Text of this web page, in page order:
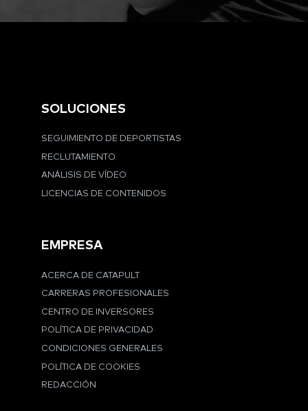
SOLUCIONES
SEGUIMIENTO DE DEPORTISTAS
RECLUTAMIENTO
ANÁLISIS DE VÍDEO
LICENCIAS DE CONTENIDOS
EMPRESA
ACERCA DE CATAPULT
CARRERAS PROFESIONALES
CENTRO DE INVERSORES
POLÍTICA DE PRIVACIDAD
CONDICIONES GENERALES
POLÍTICA DE COOKIES
REDACCIÓN